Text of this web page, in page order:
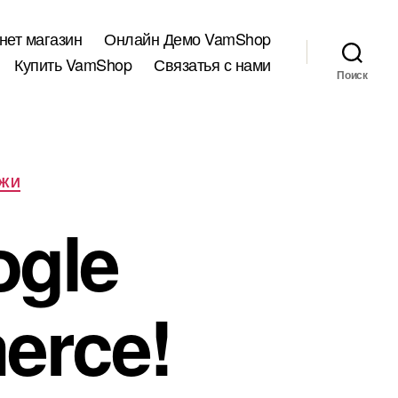
магазин
Онлайн Демо VamShop
Купить VamShop
Связатья с нами Поиск